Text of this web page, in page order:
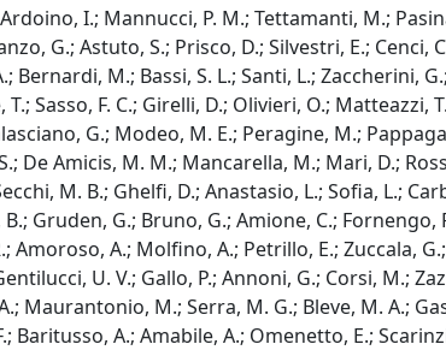
I.; Mannucci, P. M.; Tettamanti, M.;
G.; Astuto, S.; Prisco, D.; Silvestri, E.;
Bernardi, M.; Bassi, S. L.; Santi, L.; Zaccherini,
Sasso, F. C.; Girelli, D.; Olivieri, O.;
G.; Modeo, M. E.; Peragine, M.;
De Amicis, M. M.; Mancarella, M.; Mari, D.;
M. B.; Ghelfi, D.; Anastasio, L.; Sofia, L.;
Gruden, G.; Bruno, G.; Amione, C.; Fornengo,
Amoroso, A.; Molfino, A.; Petrillo, E.; Zuccala,
U. V.; Gallo, P.; Annoni, G.; Corsi, M.;
Maurantonio, M.; Serra, M. G.; Bleve, M. A.;
Baritusso, A.; Amabile, A.; Omenetto, E.;